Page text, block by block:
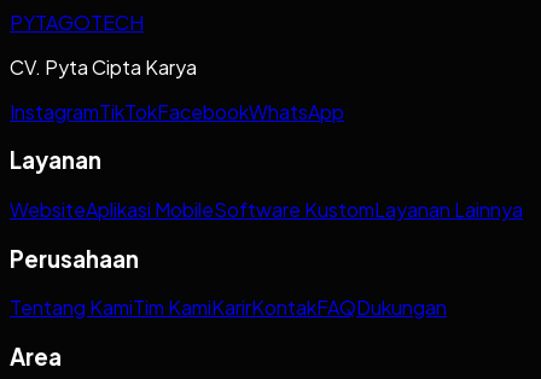
PYTAGOTECH
CV. Pyta Cipta Karya
InstagramTikTokFacebookWhatsApp
Layanan
WebsiteAplikasi MobileSoftware KustomLayanan Lainnya
Perusahaan
Tentang KamiTim KamiKarirKontakFAQDukungan
Area